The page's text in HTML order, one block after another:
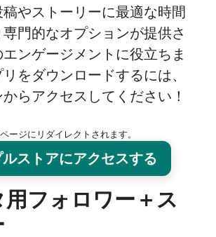
やストーリーに最適な時間
門的なオプションが提供さ
ンゲージメントに役立ちま
をダウンロードするには、
らアクセスしてください！
ージにリダイレクトされます。
ルストアにアクセスする
フォロワー＋ス